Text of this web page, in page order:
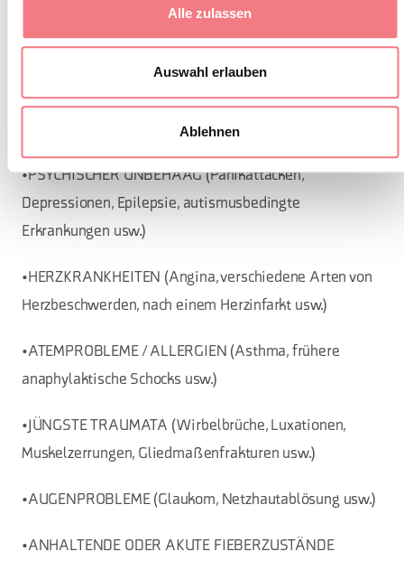
Alle zulassen
Auswahl erlauben
Ablehnen
Mögliche Ausschlüsse:Es gibt seltene Faktoren, die die
Ausübung des Canyoning behindern könnten. Unter den
verschiedenen Krankheiten sind folgende nicht
abschließend aufgeführt:
•PSYCHISCHER UNBEHAAG (Panikattacken,
Depressionen, Epilepsie, autismusbedingte
Erkrankungen usw.)
•HERZKRANKHEITEN (Angina, verschiedene Arten von
Herzbeschwerden, nach einem Herzinfarkt usw.)
•ATEMPROBLEME / ALLERGIEN (Asthma, frühere
anaphylaktische Schocks usw.)
•JÜNGSTE TRAUMATA (Wirbelbrüche, Luxationen,
Muskelzerrungen, Gliedmaßenfrakturen usw.)
•AUGENPROBLEME (Glaukom, Netzhautablösung usw.)
•ANHALTENDE ODER AKUTE FIEBERZUSTÄNDE